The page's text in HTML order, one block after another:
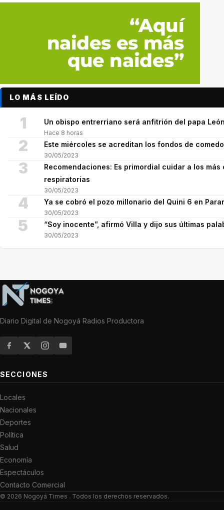
LO MÁS LEÍDO
1 Un obispo entrerriano será anfitrión del papa
Hace 8 horas
2 Este miércoles se acreditan los fondos de
30/05/2023
3
Recomendaciones: Es primordial cuidar a los
respiratorias
30/05/2023
4 Ya se cobró el pozo millonario del Quini 6 en
30/05/2023
5 “Soy inocente”, afirmó Villa y dijo sus últimas
30/05/2023
Diario Digital de Nogoyá Radios Productora
SECCIONES
Locales
Nacionales
Deportes
Política
Salud
Economía
Espectáculos
Contacto Comercial
© 2026 Nogoyá Times . Todos los derechos reservados.